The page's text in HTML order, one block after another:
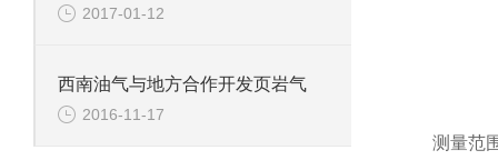
2017-01-12
西南油气与地方合作开发页岩气
2016-11-17
测量范